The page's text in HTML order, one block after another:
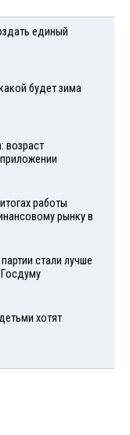
единый
будет зима
возраст
работы
рынку в
стали лучше
хотят